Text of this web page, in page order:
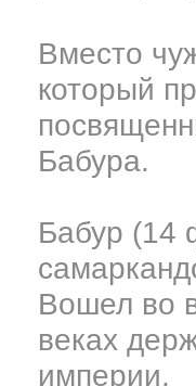
Вместо
который
Бабура.
Бабур (14
Вошел во
веках
империи.